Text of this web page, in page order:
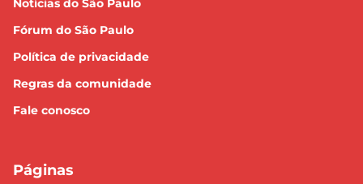
Notícias do São Paulo
Fórum do São Paulo
Política de privacidade
Regras da comunidade
Fale conosco
Páginas